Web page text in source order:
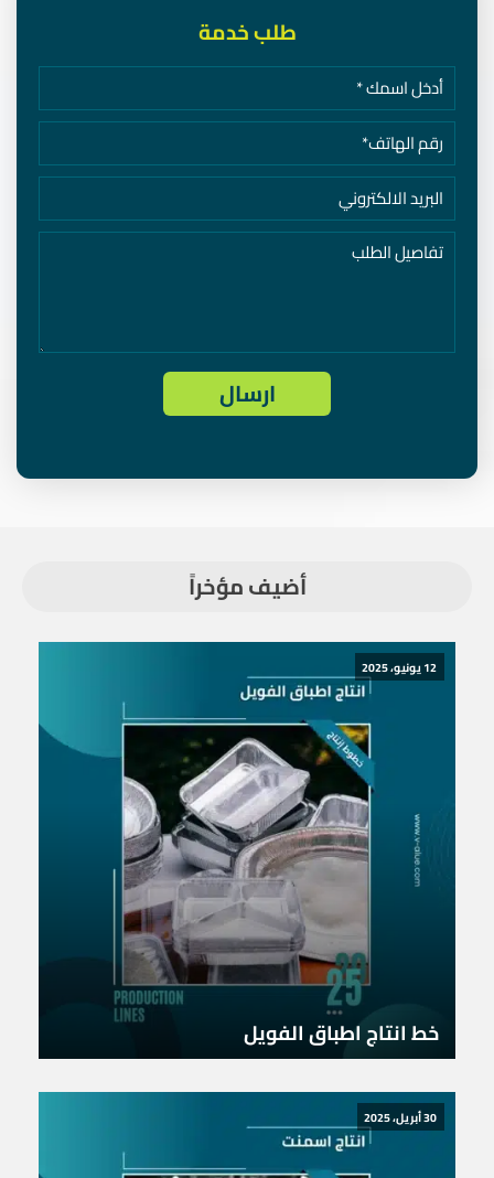
طلب خدمة
أضيف مؤخراً
12 يونيو، 2025
خط انتاج اطباق الفويل
30 أبريل، 2025